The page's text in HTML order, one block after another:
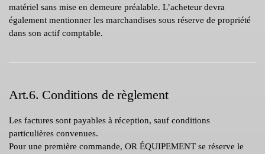
matériel sans mise en demeure préalable. L’acheteur devra
également mentionner les marchandises sous réserve de propriété
dans son actif comptable.
Art.6. Conditions de règlement
Les factures sont payables à réception, sauf conditions
particulières convenues.
Pour une première commande, OR ÉQUIPEMENT se réserve le